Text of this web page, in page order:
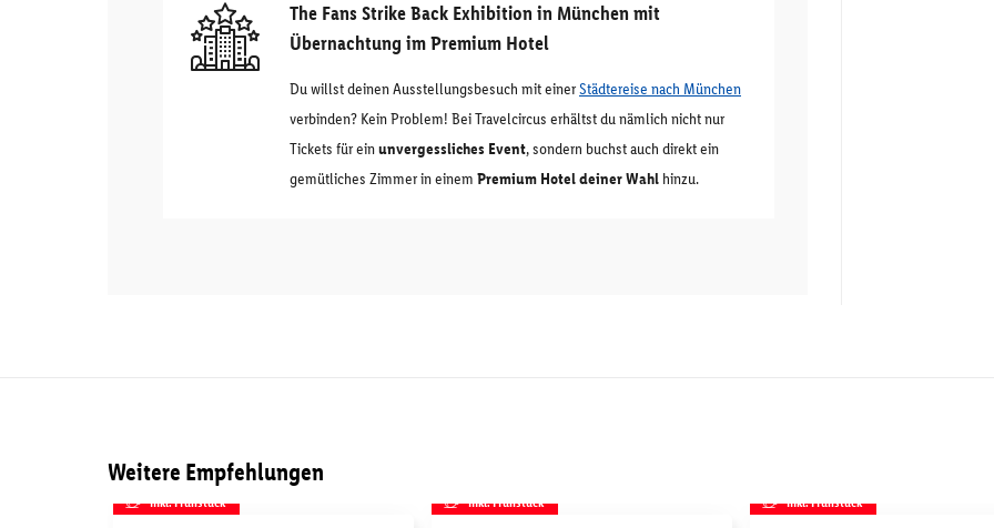
The Fans Strike Back Exhibition in München mit
Übernachtung im Premium Hotel
Du willst deinen Ausstellungsbesuch mit einerStädtereise nach München
verbinden? Kein Problem! Bei Travelcircus erhältst du nämlich nicht nur
Tickets für einunvergessliches Event, sondern buchst auch direkt ein
gemütliches Zimmer in einem Premium Hotel deiner Wahl hinzu.
Weitere Empfehlungen
inkl. Frühstück inkl. Frühstück inkl. Frühstück